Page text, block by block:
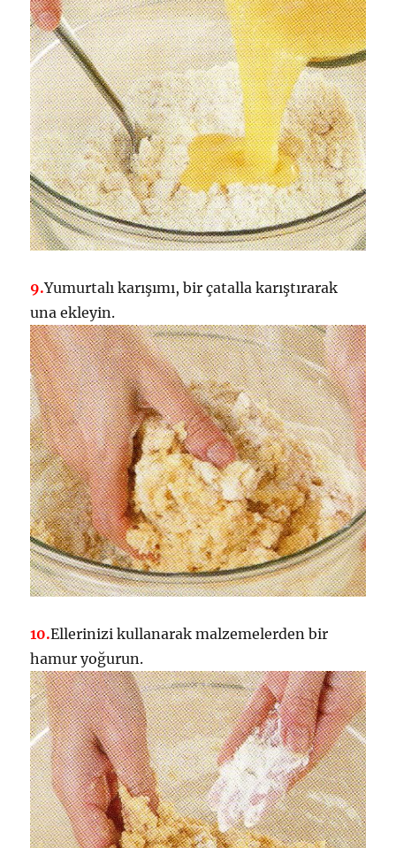
9.Yumurtalı karışımı, bir çatalla karıştırarak
una ekleyin.
10.Ellerinizi kullanarak malzemelerden bir
hamur yoğurun.